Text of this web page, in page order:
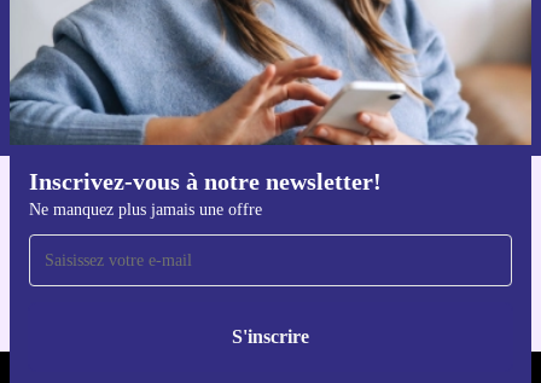
Inscrivez-vous à notre newsletter!
Ne manquez plus jamais une offre
S'inscrire
S'inscrire
Retrouvez les informations sur l'utilisation des données personnelles
dans notrepolitique de confidentialité.
Téléchargez l'application refurbed
Pour iOS et Android